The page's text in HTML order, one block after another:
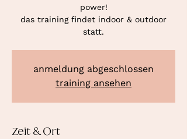
power!
das training findet indoor & outdoor
statt.
anmeldung abgeschlossen
training ansehen
Zeit & Ort